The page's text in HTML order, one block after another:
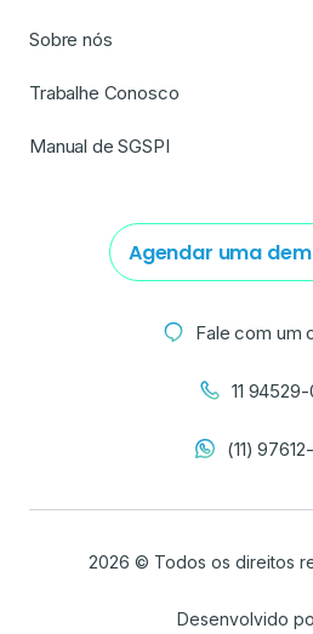
Sobre nós
Trabalhe Conosco
Manual de SGSPI
Agendar uma
Fale com um
11 94529-
(11)
2026 © Todos os direitos
Desenvolvido